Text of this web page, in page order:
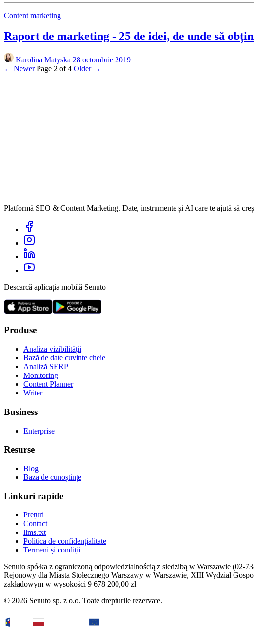
Content marketing
Raport de marketing - 25 de idei, de unde să
Karolina Matyska 28 octombrie 2019
← NewerPage 2 of 4 Older →
Platformă SEO & Content Marketing. Date, instrumente și AI care te ajută să
Descarcă aplicația mobilă Senuto
Produse
Analiza vizibilității
Bază de date cuvinte cheie
Analiză SERP
Monitoring
Content Planner
Writer
Business
Enterprise
Resurse
Blog
Baza de cunoștințe
Linkuri rapide
Prețuri
Contact
llms.txt
Politica de confidențialitate
Termeni și condiții
Senuto spółka z ograniczoną odpowiedzialnością z siedzibą w Warszawie
Rejonowy dla Miasta Stołecznego Warszawy w Warszawie, XIII Wydział
zakładowym w wysokości 9 678 200,00 zł.
© 2026 Senuto sp. z o.o. Toate drepturile rezervate.